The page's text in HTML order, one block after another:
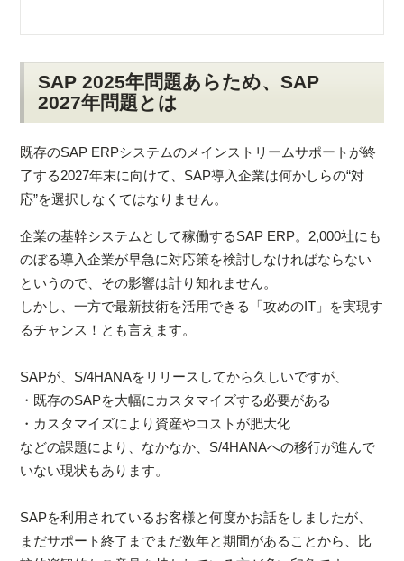
SAP 2025年問題あらため、SAP
2027年問題とは
既存のSAP ERPシステムのメインストリームサポートが終
了する2027年末に向けて、SAP導入企業は何かしらの“対
応”を選択しなくてはなりません。
企業の基幹システムとして稼働するSAP ERP。2,000社にも
のぼる導入企業が早急に対応策を検討しなければならない
というので、その影響は計り知れません。
しかし、一方で最新技術を活用できる「攻めのIT」を実現す
るチャンス！とも言えます。
SAPが、S/4HANAをリリースしてから久しいですが、
・既存のSAPを大幅にカスタマイズする必要がある
・カスタマイズにより資産やコストが肥大化
などの課題により、なかなか、S/4HANAへの移行が進んで
いない現状もあります。
SAPを利用されているお客様と何度かお話をしましたが、
まだサポート終了までまだ数年と期間があることから、比